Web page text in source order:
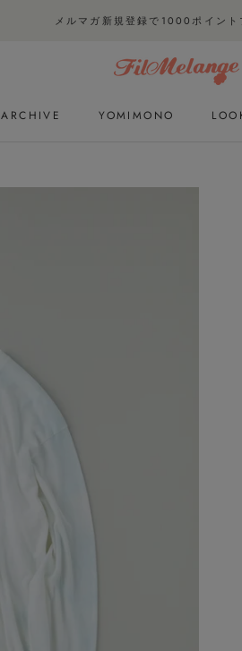
メルマガ新規登録で1000ポイント
ARCHIVE
YOMIMONO